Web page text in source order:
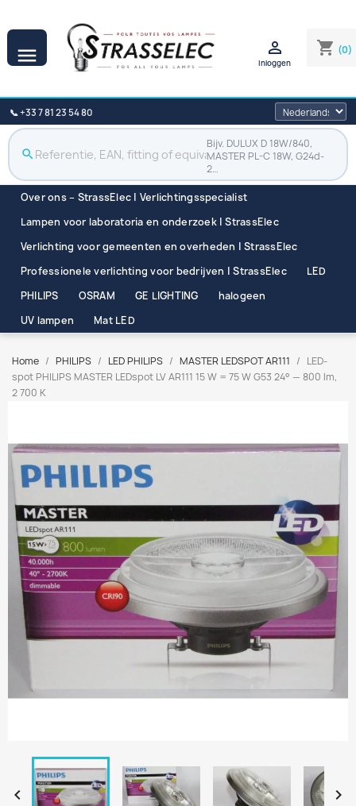
 shopping_cart (0)

Inloggen
📞 +33 7 81 23 54 80
search
Bijv. DULUX D 18W/840,
MASTER PL-C 18W, G24d-
2…
Over ons – StrassElec | Verlichtingsspecialist
Lampen voor laboratoria en onderzoek | StrassElec
Verlichting voor gemeenten en overheden | StrassElec
Professionele verlichting voor bedrijven | StrassElec
LED
PHILIPS
OSRAM GE LIGHTING
halogeen
UV lampen
Mat LED
Home PHILIPS LED PHILIPS MASTER LEDSPOT AR111
LED-
spot PHILIPS MASTER LEDspot LV AR111 15 W = 75 W G53 24° — 800 lm,
2 700 K
 